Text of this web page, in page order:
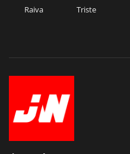
Raiva Triste